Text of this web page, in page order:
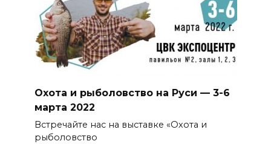
Охота и рыболовство на Руси — 3-6
марта 2022
Встречайте нас на выставке «Охота и
рыболовство